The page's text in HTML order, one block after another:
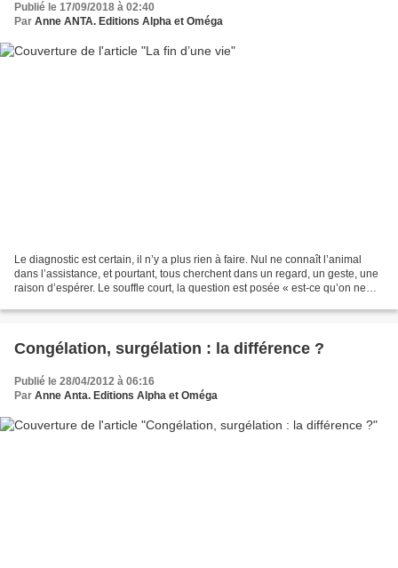
Publié le 17/09/2018 à 02:40
Par Anne ANTA. Editions Alpha et Oméga
Le diagnostic est certain, il n’y a plus rien à faire. Nul ne connaît l’animal
dans l’assistance, et pourtant, tous cherchent dans un regard, un geste, une
raison d’espérer. Le souffle court, la question est posée « est-ce qu’on ne
Congélation, surgélation : la différence ?
Publié le 28/04/2012 à 06:16
Par Anne Anta. Editions Alpha et Oméga